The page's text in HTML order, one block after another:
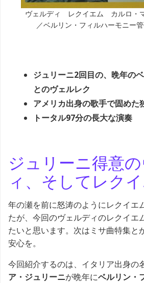
ヴェルディ レクイエム カルロ・
／ベルリン・フィルハーモニー
ジュリーニ2回目の、晩年の
とのヴェルレク
アメリカ出身の歌手で固めた
トータル97分の長大な演奏
ジュリーニ得意
ィ、そしてレク
年の瀬を前に怒涛のようにレクイエ
たが、今回のヴェルディのレクイエ
たいと思います。次はミサ曲特集と
安心を。
今回紹介するのは、イタリア出身の
ア・ジュリーニが晩年にベルリン・